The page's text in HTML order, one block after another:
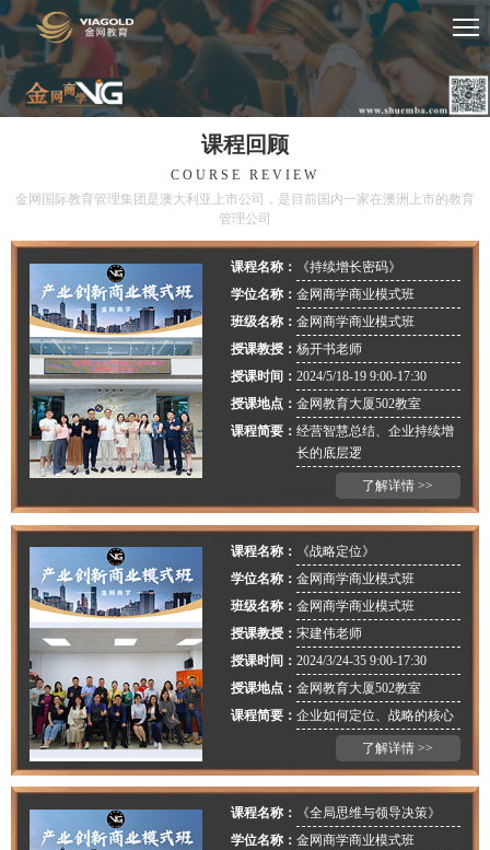
课程回顾
COURSE REVIEW
金网国际教育管理集团是澳大利亚上市公司，是目前国内一家在澳洲上市的教育
管理公司
课程名称：
《持续增长密码》
学位名称：金网商学商业模式班
班级名称：金网商学商业模式班
授课教授：杨开书老师
授课时间：2024/5/18-19 9:00-17:30
授课地点：金网教育大厦502教室
课程简要：经营智慧总结、企业持续增
长的底层逻
了解详情 >>
课程名称：
《战略定位》
学位名称：金网商学商业模式班
班级名称：金网商学商业模式班
授课教授：宋建伟老师
授课时间：2024/3/24-35 9:00-17:30
授课地点：金网教育大厦502教室
课程简要：企业如何定位、战略的核心
了解详情 >>
课程名称：
《全局思维与领导决策》
学位名称：金网商学商业模式班